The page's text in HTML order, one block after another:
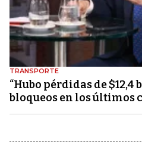
TRANSPORTE
“Hubo pérdidas de
bloqueos en los últimos